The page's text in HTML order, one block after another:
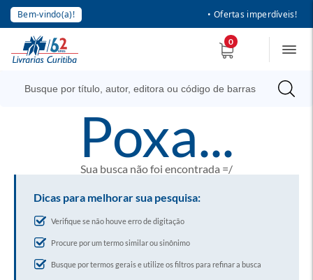
Bem-vindo(a)! • Ofertas imperdíveis!
0
poxa...
Sua busca não foi encontrada =/
Dicas para melhorar sua pesquisa:
Verifique se não houve erro de digitação
Procure por um termo similar ou sinônimo
Busque por termos gerais e utilize os filtros para refinar a busca